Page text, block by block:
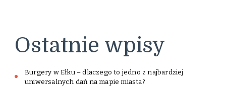
Ostatnie wpisy
Burgery w Ełku – dlaczego to jedno z najbardziej
uniwersalnych dań na mapie miasta?